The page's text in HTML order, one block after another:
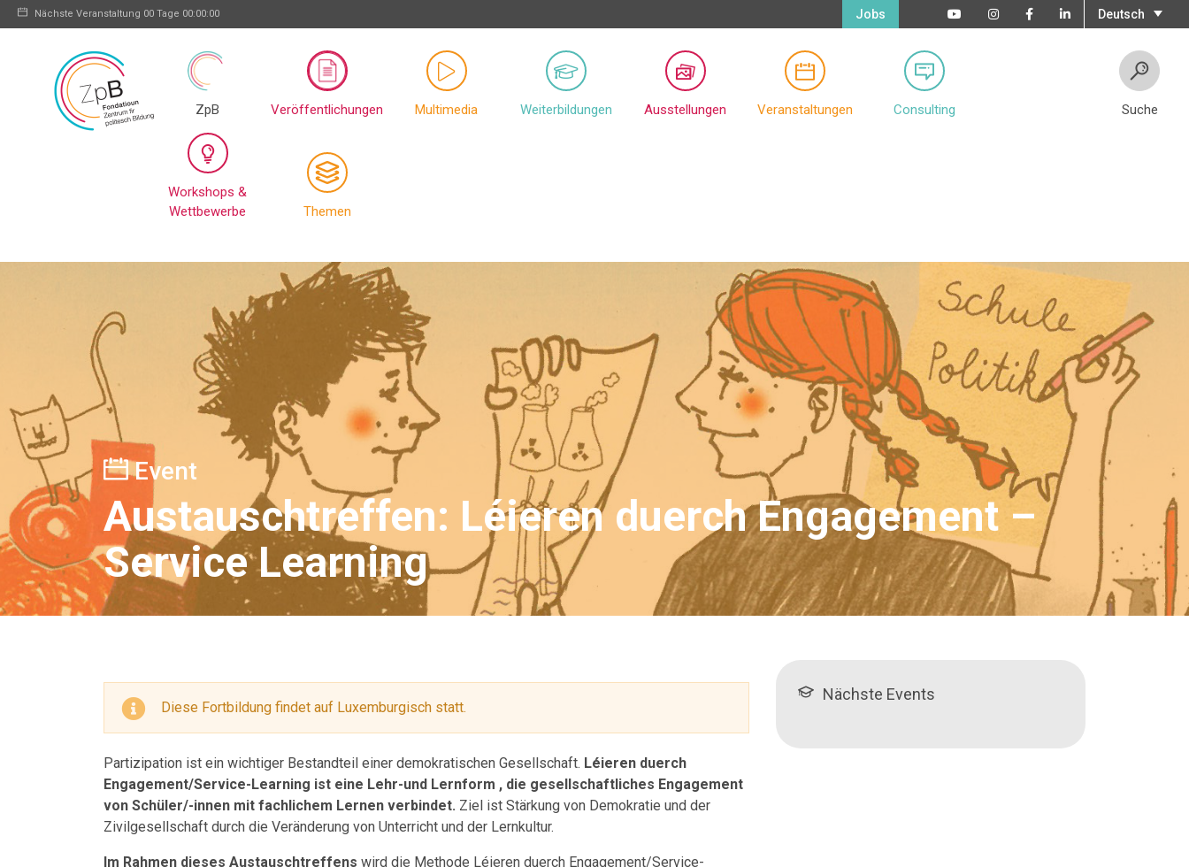
Nächste Veranstaltung 00 Tage 00:00:00 Deutsch
Jobs
ZpB Veröffentlichungen Multimedia Weiterbildungen Ausstellungen Veranstaltungen Consulting
Workshops &
Wettbewerbe
Themen
Suche
Event
Austauschtreffen: Léieren duerch Engagement –
Service Learning
Diese Fortbildung findet auf Luxemburgisch statt.
Partizipation ist ein wichtiger Bestandteil einer demokratischen Gesellschaft. Léieren duerch
Engagement/Service-Learning ist eine Lehr-und Lernform , die gesellschaftliches Engagement
von Schüler/-innen mit fachlichem Lernen verbindet. Ziel ist Stärkung von Demokratie und der
Zivilgesellschaft durch die Veränderung von Unterricht und der Lernkultur.
Im Rahmen dieses Austauschtreffens wird die Methode Léieren duerch Engagement/Service-
Nächste Events